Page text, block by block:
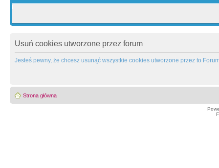
Usuń cookies utworzone przez forum
Jesteś pewny, że chcesz usunąć wszystkie cookies utworzone przez to
Strona główna